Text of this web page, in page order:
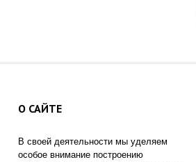
О САЙТЕ
В своей деятельности мы уделяем
особое внимание построению